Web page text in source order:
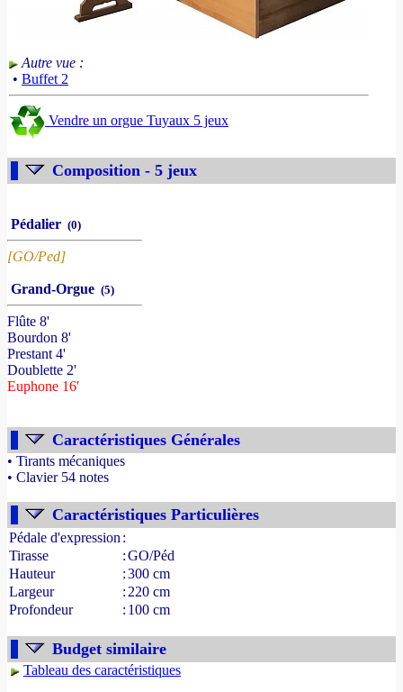
Autre vue :
• Buffet 2
Vendre un orgue Tuyaux 5 jeux
Composition - 5 jeux
Pédalier (0)
[GO/Ped]
Grand-Orgue (5)
Flûte 8'
Bourdon 8'
Prestant 4'
Doublette 2'
Euphone 16'
Caractéristiques Générales
• Tirants mécaniques
• Clavier 54 notes
Caractéristiques Particulières
Pédale d'expression :
Tirasse
:GO/Péd
Hauteur
:300 cm
Largeur
: 220 cm
Profondeur
: 100 cm
Budget similaire
Tableau des caractéristiques